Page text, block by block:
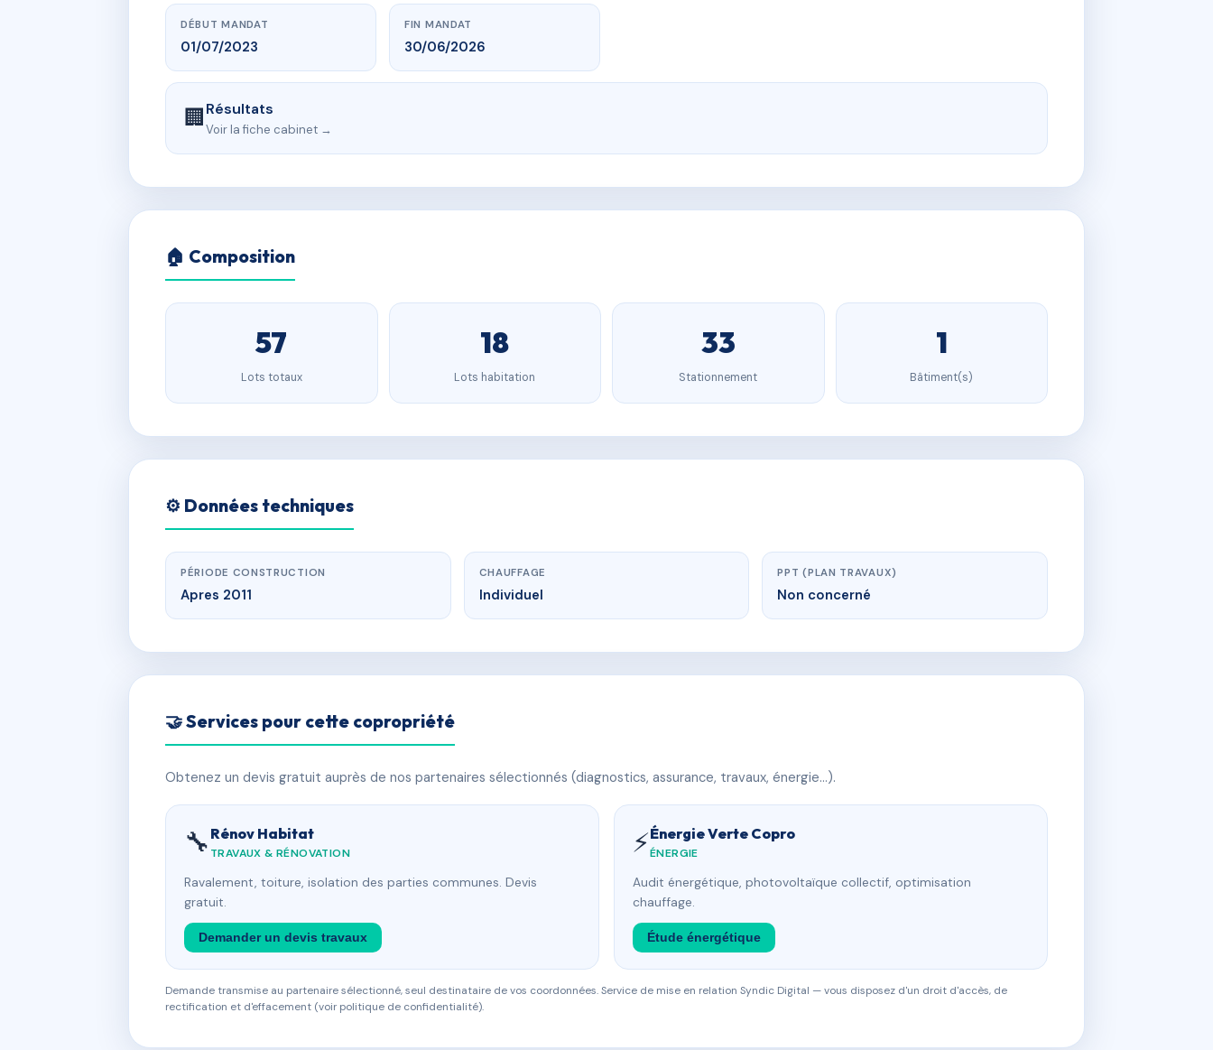
DÉBUT MANDAT
01/07/2023
FIN MANDAT
30/06/2026
🏢Résultats
Voir la fiche cabinet →
🏠 Composition
57
Lots totaux
18
Lots habitation
33
Stationnement
1
Bâtiment(s)
⚙️ Données techniques
PÉRIODE CONSTRUCTION
Apres 2011
CHAUFFAGE
Individuel
PPT (PLAN TRAVAUX)
Non concerné
🤝 Services pour cette copropriété
Obtenez un devis gratuit auprès de nos partenaires sélectionnés (diagnostics, assurance, travaux, énergie…).
🔧 Rénov Habitat
TRAVAUX & RÉNOVATION
Ravalement, toiture, isolation des parties communes. Devis
gratuit.
Demander un devis travaux
⚡Énergie Verte Copro
ÉNERGIE
Audit énergétique, photovoltaïque collectif, optimisation
chauffage.
Étude énergétique
Demande transmise au partenaire sélectionné, seul destinataire de vos coordonnées. Service de mise en relation Syndic Digital — vous disposez d'un droit d'accès, de
rectification et d'effacement (voir politique de confidentialité).